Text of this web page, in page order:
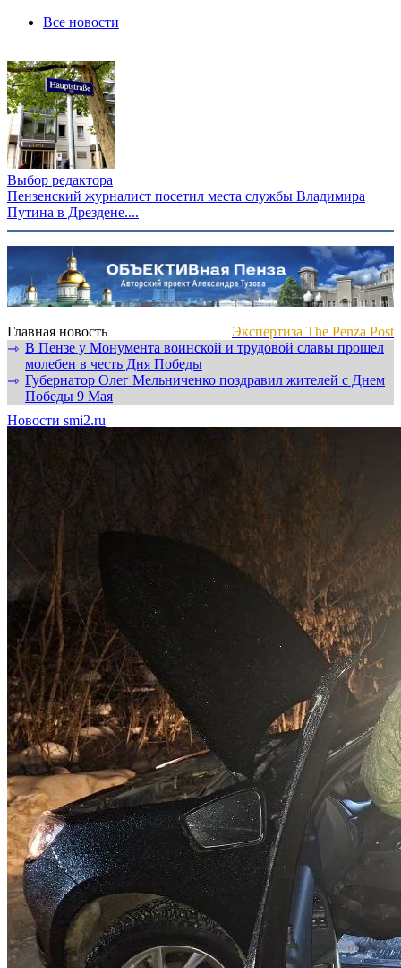
Все новости
Выбор редактора
Пензенский журналист посетил места службы Владимира
Путина в Дрездене....
Главная новость
Экспертиза The Penza Post
⇾ В Пензе у Монумента воинской и трудовой славы прошел
молебен в честь Дня Победы
⇾ Губернатор Олег Мельниченко поздравил жителей с Днем
Победы 9 Мая
Новости smi2.ru